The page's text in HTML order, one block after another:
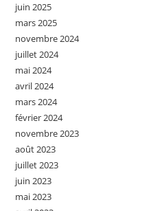
juin 2025
mars 2025
novembre 2024
juillet 2024
mai 2024
avril 2024
mars 2024
février 2024
novembre 2023
août 2023
juillet 2023
juin 2023
mai 2023